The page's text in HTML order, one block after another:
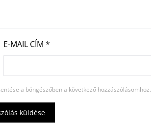
E-MAIL CÍM *
a böngészőben a következő hozzászólásomhoz.